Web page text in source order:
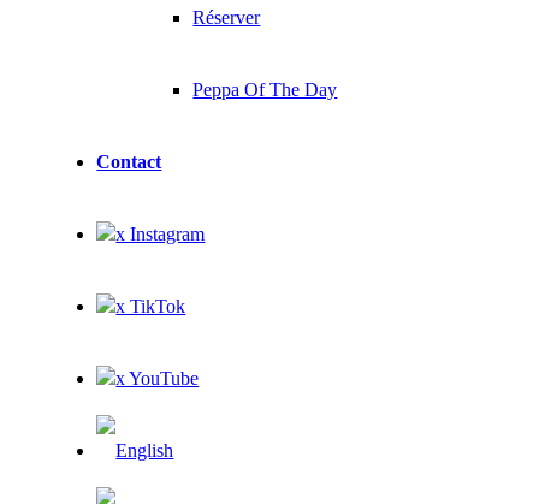
Réserver
Peppa Of The Day
Contact
x Instagram
x TikTok
x YouTube